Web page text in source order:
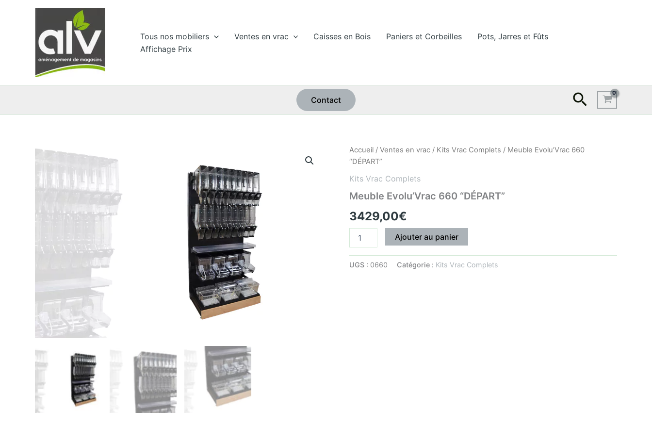
Tous nos mobiliers Ventes en vrac Caisses en Bois Paniers et Corbeilles
Pots, Jarres et Fûts
Affichage Prix
Contact
Accueil / Ventes en vrac / Kits Vrac Complets / Meuble Evolu’Vrac 660
“DÉPART”
Kits Vrac Complets
Meuble Evolu’Vrac 660 “DÉPART”
3429,00€
quantité
de
Evolu'Vrac
“DÉPART”
Ajouter au panier
UGS : 0660 Catégorie : Kits Vrac Complets